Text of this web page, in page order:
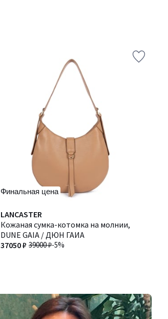
Финальная цена
LANCASTER
Кожаная сумка-котомка на молнии,
DUNE GAIA / ДЮН ГАИА
39000 ₽-5%
37050 ₽